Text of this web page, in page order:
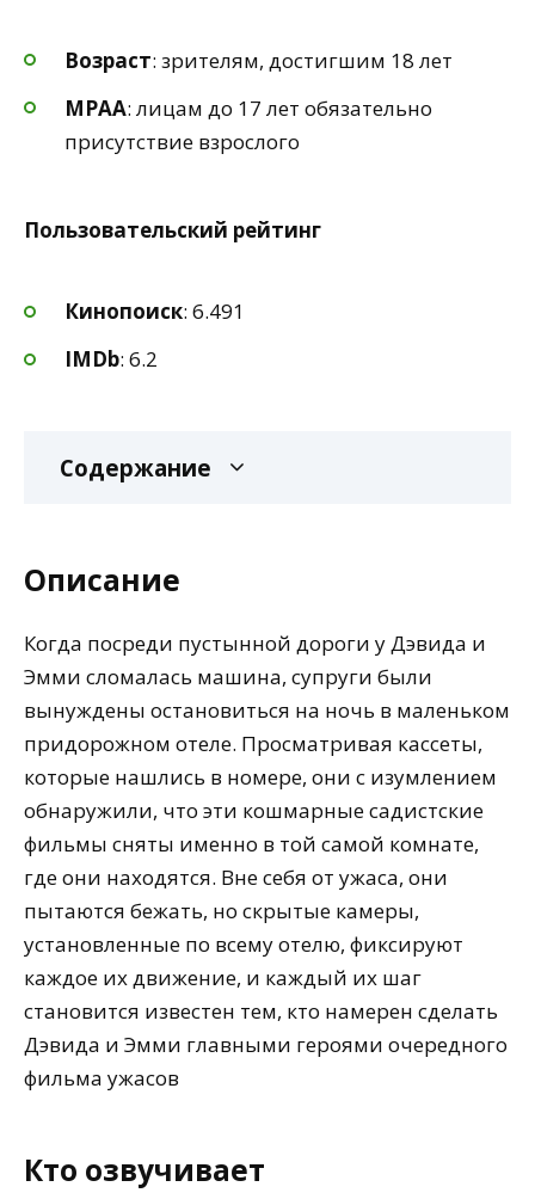
Возраст: зрителям, достигшим 18 лет
MPAA: лицам до 17 лет обязательно
присутствие взрослого
Пользовательский рейтинг
Кинопоиск: 6.491
IMDb: 6.2
Содержание
Описание
Когда посреди пустынной дороги у Дэвида и
Эмми сломалась машина, супруги были
вынуждены остановиться на ночь в маленьком
придорожном отеле. Просматривая кассеты,
которые нашлись в номере, они с изумлением
обнаружили, что эти кошмарные садистские
фильмы сняты именно в той самой комнате,
где они находятся. Вне себя от ужаса, они
пытаются бежать, но скрытые камеры,
установленные по всему отелю, фиксируют
каждое их движение, и каждый их шаг
становится известен тем, кто намерен сделать
Дэвида и Эмми главными героями очередного
фильма ужасов
Кто озвучивает